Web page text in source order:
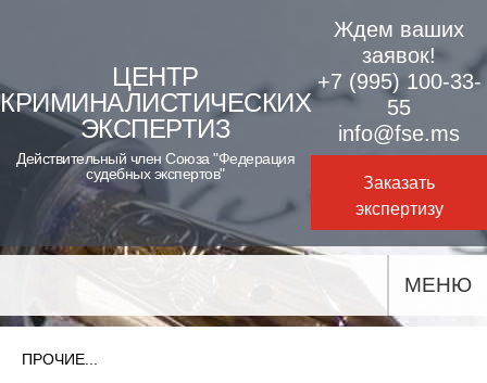
content
ЦЕНТР
КРИМИНАЛИСТИЧЕСКИХ
ЭКСПЕРТИЗ
Действительный член Союза "Федерация
судебных экспертов"
Ждем ваших
заявок!
+7 (995) 100-33-
55
info@fse.ms
Заказать
экспертизу
МЕНЮ
ПРОЧИЕ...